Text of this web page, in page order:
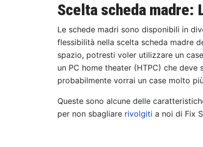
Scelta scheda madre:
Le schede madri sono disponibili in
flessibilità nella scelta scheda madre
spazio, potresti voler utilizzare un
un PC home theater (HTPC) che
probabilmente vorrai un case molto
Queste sono alcune delle
per non sbagliare rivolgiti a noi di Fix